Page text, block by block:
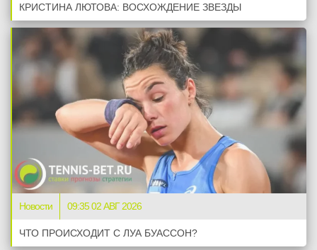
КРИСТИНА ЛЮТОВА: ВОСХОЖДЕНИЕ ЗВЕЗДЫ
Новости 09:35 02 АВГ 2026
ЧТО ПРОИСХОДИТ С ЛУА БУАССОН?